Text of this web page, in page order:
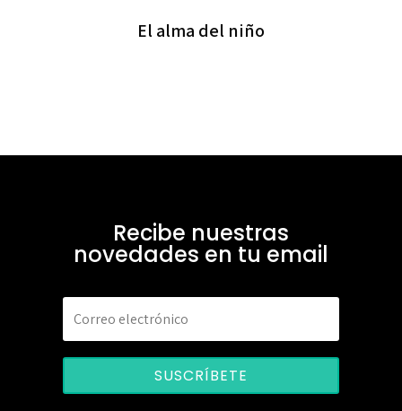
El alma del niño
Recibe nuestras
novedades en tu email
SUSCRÍBETE